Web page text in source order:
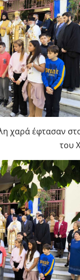
χαρά έφτασαν
του